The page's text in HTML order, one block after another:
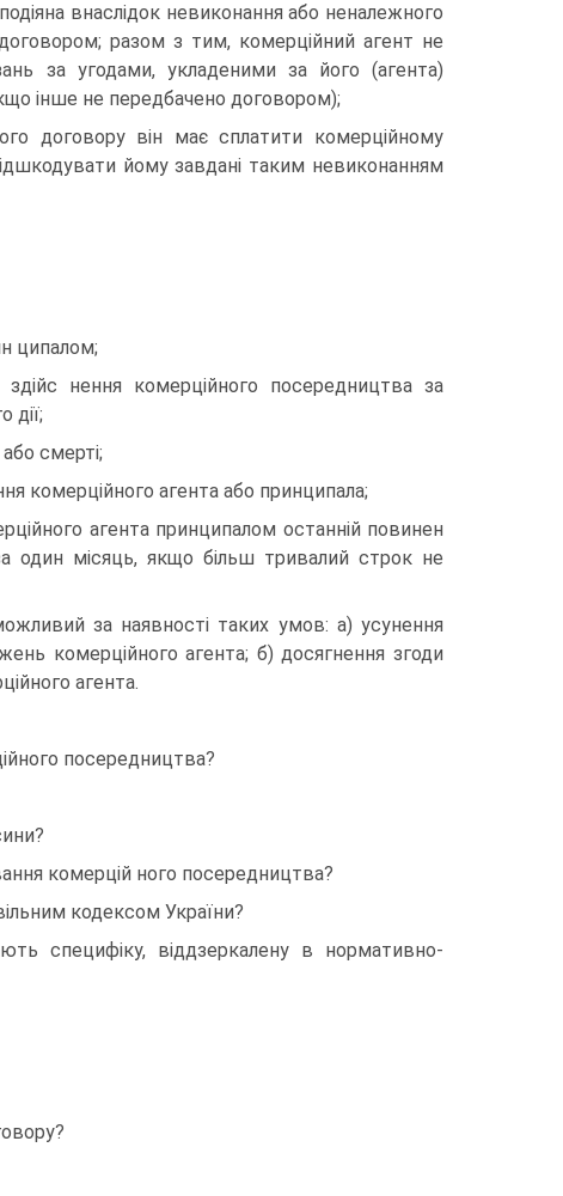
внаслідок невиконання або неналежного
разом з тим, комерційний агент не
за угодами, укладеними за його (агента)
інше не передбачено договором);
договору він має сплатити комерційному
йому завдані таким невиконанням
ципалом;
нення комерційного посередництва за
дії;
смерті;
комерційного агента або принципала;
агента принципалом останній повинен
один місяць, якщо більш тривалий строк не
за наявності таких умов: а) усунення
комерційного агента; б) досягнення згоди
агента.
посередництва?
комерцій ного посередництва?
кодексом України?
специфіку, віддзеркалену в нормативно-